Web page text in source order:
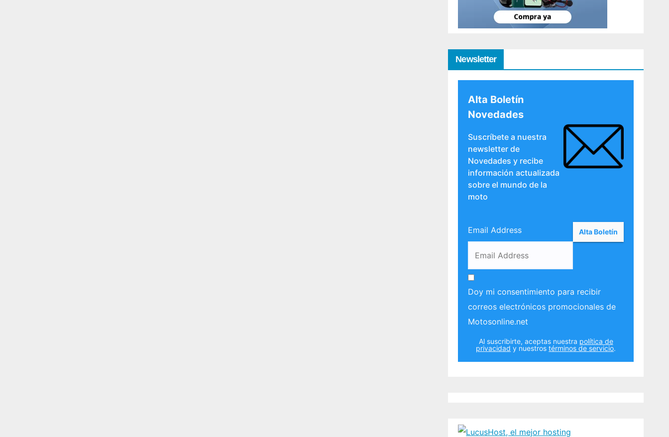
Newsletter
Alta Boletín
Novedades
Suscríbete a nuestra
newsletter de
Novedades y recibe
información actualizada
sobre el mundo de la
moto
Email Address
Doy mi consentimiento para recibir
correos electrónicos promocionales de
Motosonline.net
Al suscribirte, aceptas nuestra política de
privacidad y nuestrostérminos de servicio.